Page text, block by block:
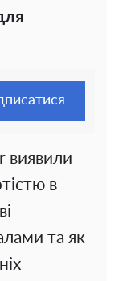
виявили
в
та як